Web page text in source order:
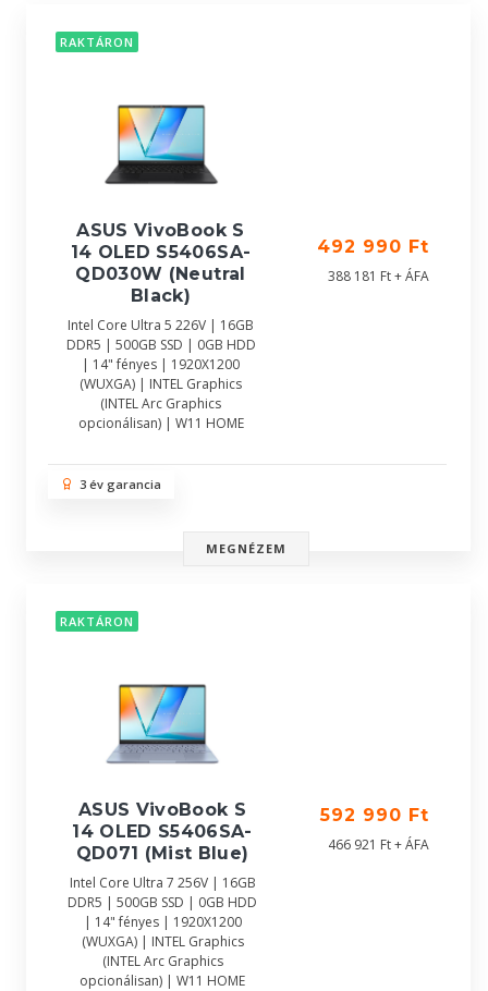
RAKTÁRON
ASUS VivoBook S
14 OLED S5406SA-
QD030W (Neutral
Black)
Intel Core Ultra 5 226V | 16GB
DDR5 | 500GB SSD | 0GB HDD
| 14" fényes | 1920X1200
(WUXGA) | INTEL Graphics
(INTEL Arc Graphics
opcionálisan) | W11 HOME
492 990 Ft
388 181 Ft + ÁFA
3 év garancia
MEGNÉZEM
RAKTÁRON
ASUS VivoBook S
14 OLED S5406SA-
QD071 (Mist Blue)
Intel Core Ultra 7 256V | 16GB
DDR5 | 500GB SSD | 0GB HDD
| 14" fényes | 1920X1200
(WUXGA) | INTEL Graphics
(INTEL Arc Graphics
opcionálisan) | W11 HOME
592 990 Ft
466 921 Ft + ÁFA